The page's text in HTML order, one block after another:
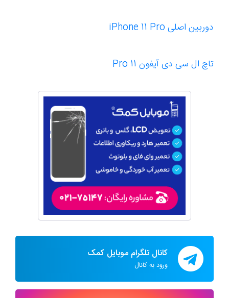
دوربین اصلی iPhone 11 Pro
تاچ ال سی دی آیفون 11 Pro
کانال تلگرام موبایل کمک
ورود به کانال